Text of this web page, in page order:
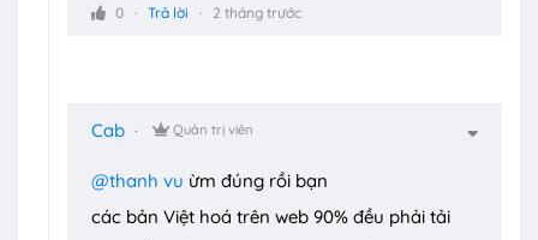
0 Trả lời 2 tháng trước
Cab Quản trị viên
@thanh vu ừm đúng rồi bạn
các bản Việt hoá trên web 90% đều phải tải